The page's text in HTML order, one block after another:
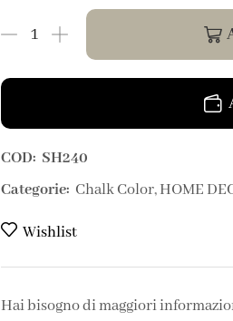
COD: SH240
Categorie: Chalk Color,HOME
Wishlist
Hai bisogno di maggiori